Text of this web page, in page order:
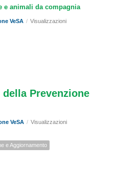
e animali da compagnia
VeSA / Visualizzazioni
Prevenzione
VeSA / Visualizzazioni
e Aggiornamento